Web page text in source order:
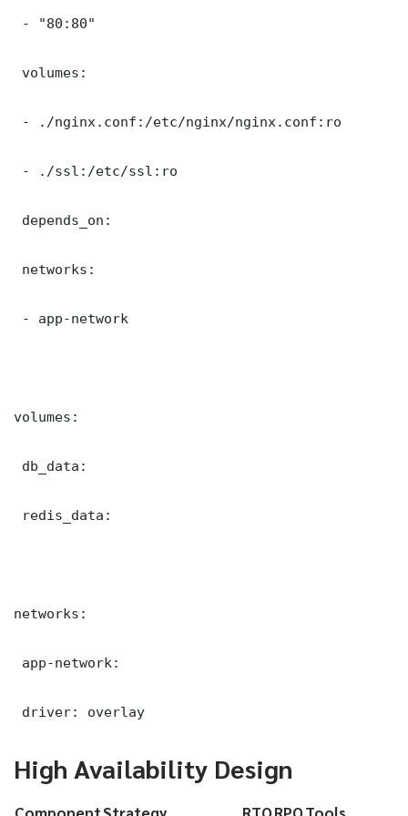
- "80:80"
volumes:
- ./nginx.conf:/etc/nginx/nginx.conf:ro
- ./ssl:/etc/ssl:ro
depends_on:
networks:
- app-network
volumes:
db_data:
redis_data:
networks:
app-network:
driver: overlay
High Availability Design